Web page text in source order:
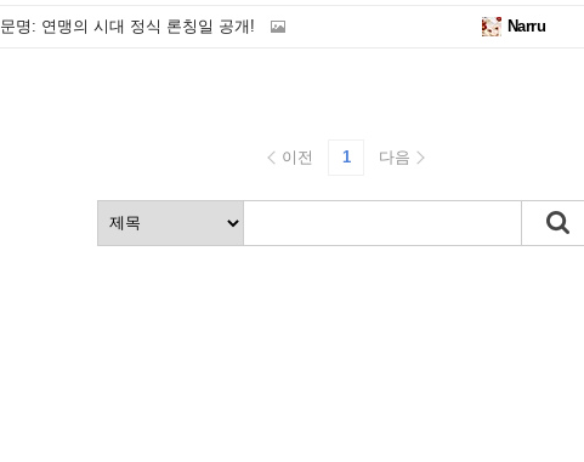
문명: 연맹의 시대 정식 론칭일 공개! Narru
이전 1 다음